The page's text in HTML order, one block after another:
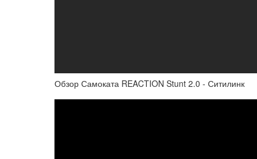
Обзор Самоката REACTION Stunt 2.0 - Ситилинк